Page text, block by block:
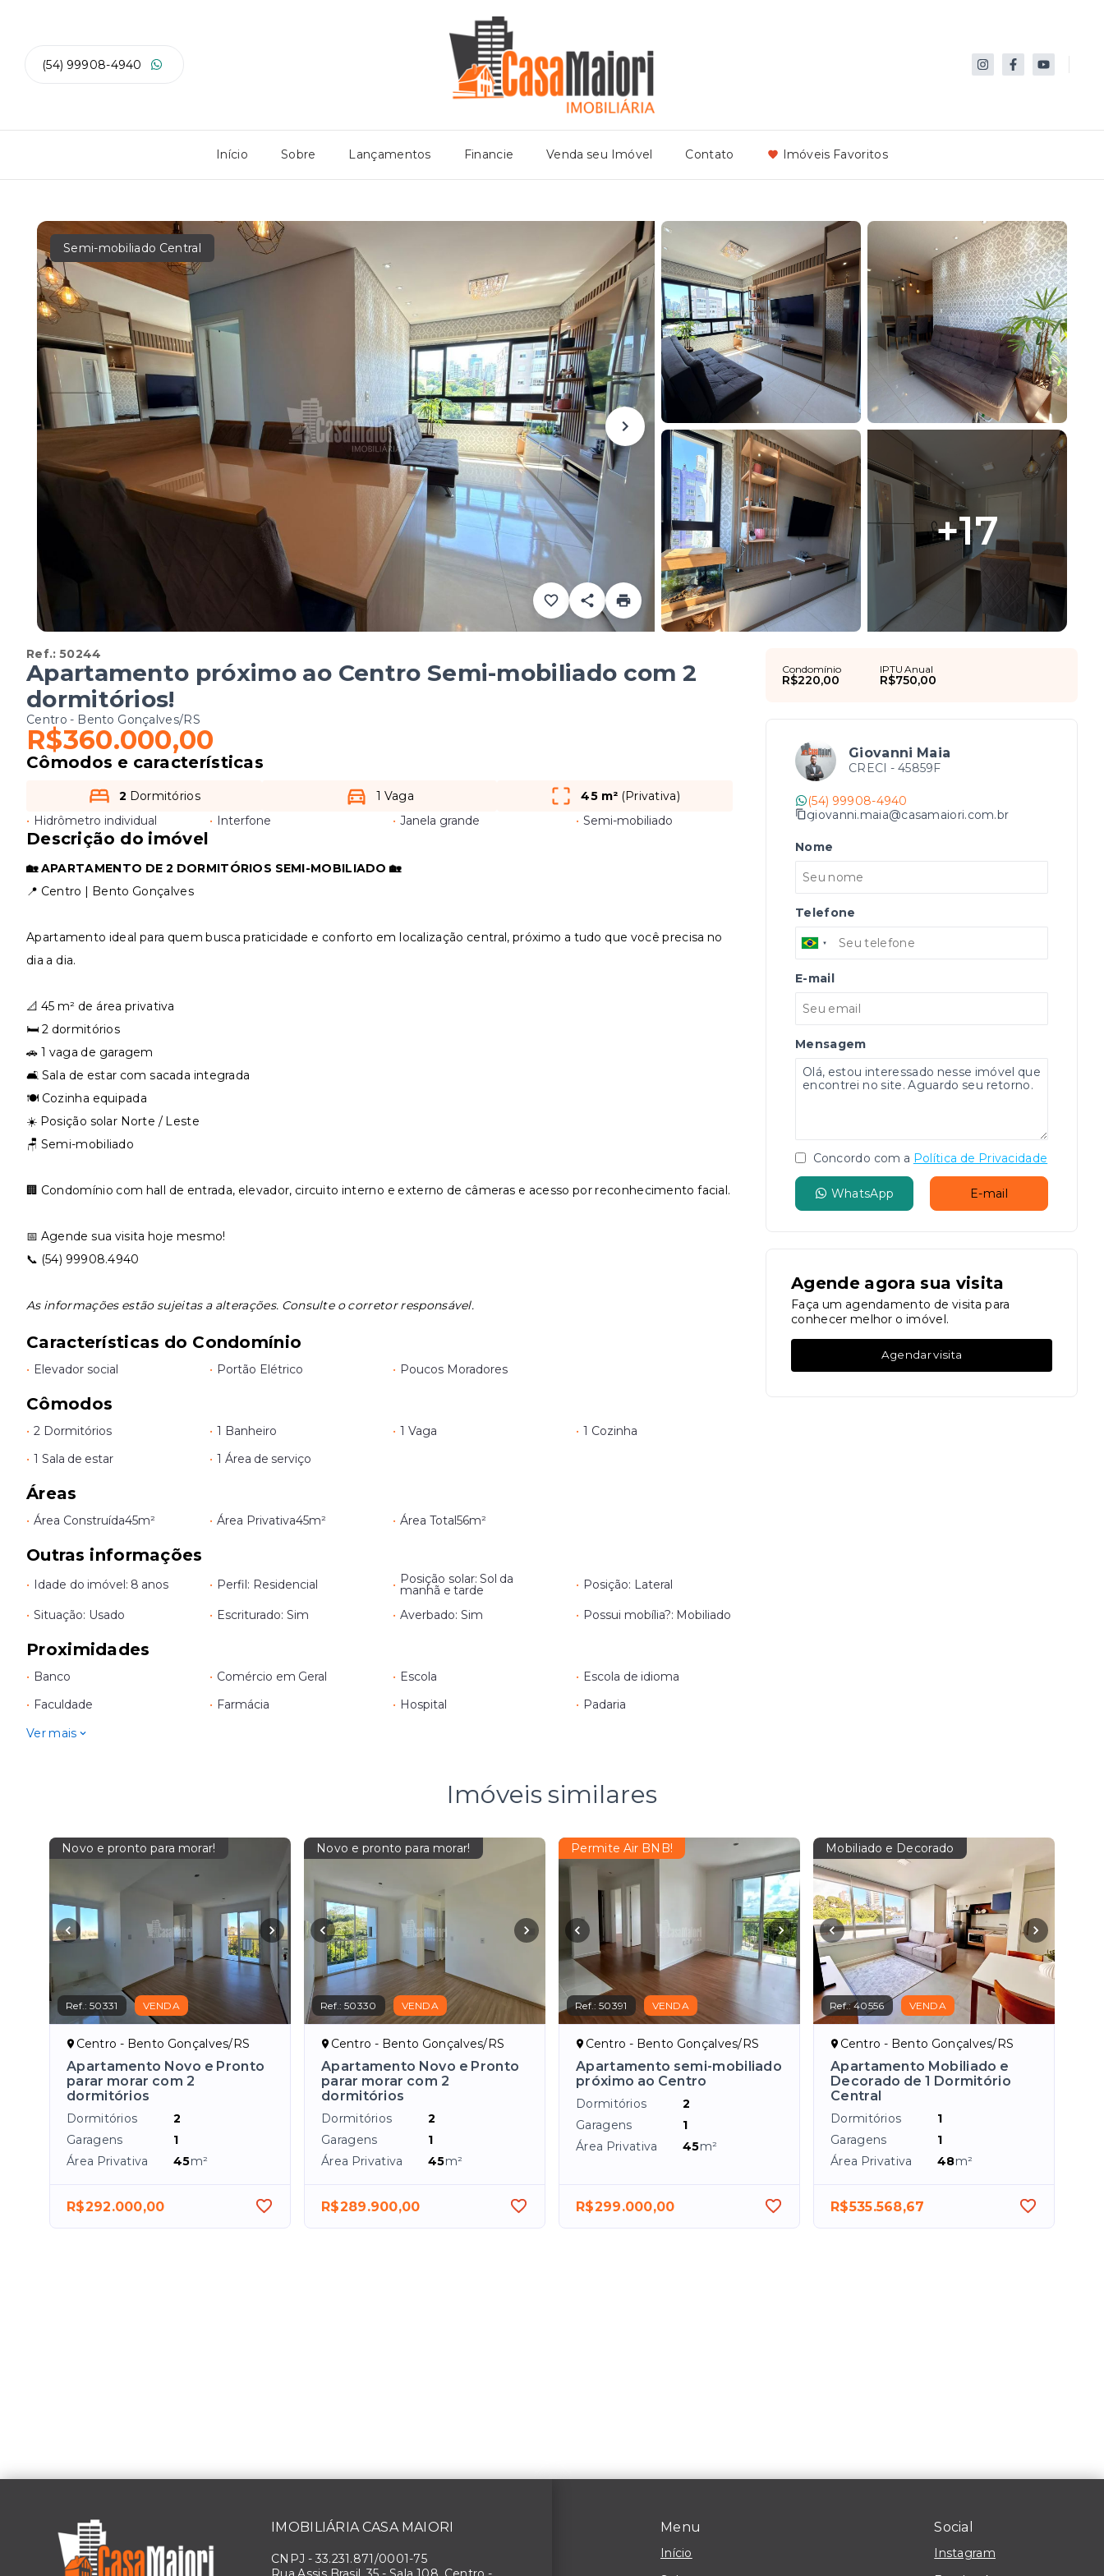
(54) 99908-4940
Início Sobre Lançamentos Financie Venda seu Imóvel Contato Imóveis Favoritos
Semi-mobiliado Central
+17
Ref.:50244
Apartamento próximo ao Centro Semi-mobiliado com 2
dormitórios!
Centro - Bento Gonçalves/RS
R$360.000,00
Cômodos e características
2 Dormitórios 1 Vaga 45 m² (Privativa)
• Hidrômetro individual • Interfone • Janela grande • Semi-mobiliado
Descrição do imóvel
🏡 APARTAMENTO DE 2 DORMITÓRIOS SEMI-MOBILIADO 🏡
📍 Centro | Bento Gonçalves
Apartamento ideal para quem busca praticidade e conforto em localização central, próximo a tudo que você precisa no
dia a dia.
📐 45 m² de área privativa
🛏️ 2 dormitórios
🚗 1 vaga de garagem
🛋️ Sala de estar com sacada integrada
🍽️ Cozinha equipada
☀️ Posição solar Norte / Leste
🪑 Semi-mobiliado
🏢 Condomínio com hall de entrada, elevador, circuito interno e externo de câmeras e acesso por reconhecimento facial.
📅 Agende sua visita hoje mesmo!
📞 (54) 99908.4940
As informações estão sujeitas a alterações. Consulte o corretor responsável.
Características do Condomínio
• Elevador social • Portão Elétrico • Poucos Moradores
Cômodos
• 2 Dormitórios • 1 Banheiro • 1 Vaga • 1 Cozinha
• 1 Sala de estar • 1 Área de serviço
Áreas
• Área Construída45m² • Área Privativa45m² • Área Total56m²
Outras informações
• Idade do imóvel: 8 anos • Perfil: Residencial • Posição solar: Sol da
manhã e tarde • Posição: Lateral
• Situação: Usado • Escriturado: Sim • Averbado: Sim • Possui mobília?: Mobiliado
Proximidades
• Banco • Comércio em Geral • Escola • Escola de idioma
• Faculdade • Farmácia • Hospital • Padaria
Ver mais
Condomínio
R$220,00
IPTU Anual
R$750,00
Giovanni Maia
CRECI - 45859F
(54) 99908-4940
giovanni.maia@casamaiori.com.br
Nome
Telefone
E-mail
Mensagem
Concordo com a Política de Privacidade
WhatsApp E-mail
Agende agora sua visita
Faça um agendamento de visita para
conhecer melhor o imóvel.
Agendar visita
Imóveis similares
Novo e pronto para morar!
Ref.:50331 VENDA
Centro - Bento Gonçalves/RS
Apartamento Novo e Pronto
parar morar com 2
dormitórios
Dormitórios
2
Garagens
1
Área Privativa
45m²
R$292.000,00
Novo e pronto para morar!
Ref.:50330 VENDA
Centro - Bento Gonçalves/RS
Apartamento Novo e Pronto
parar morar com 2
dormitórios
Dormitórios
2
Garagens
1
Área Privativa
45m²
R$289.900,00
Permite Air BNB!
Ref.:50391 VENDA
Centro - Bento Gonçalves/RS
Apartamento semi-mobiliado
próximo ao Centro
Dormitórios
2
Garagens
1
Área Privativa
45m²
R$299.000,00
Mobiliado e Decorado
Ref.:40556 VENDA
Centro - Bento Gonçalves/RS
Apartamento Mobiliado e
Decorado de 1 Dormitório
Central
Dormitórios
1
Garagens
1
Área Privativa
48m²
R$535.568,67
Menu
Início
Social
Instagram
IMOBILIÁRIA CASA MAIORI
CNPJ - 33.231.871/0001-75